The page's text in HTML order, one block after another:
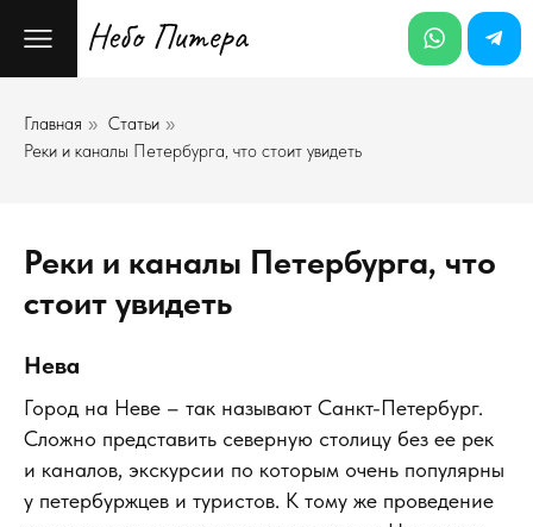
Главная » Статьи »
Реки и каналы Петербурга, что стоит увидеть
Реки и каналы Петербурга, что
стоит увидеть
Нева
Город на Неве – так называют Санкт-Петербург.
Сложно представить северную столицу без ее рек
и каналов, экскурсии по которым очень популярны
у петербуржцев и туристов. К тому же проведение